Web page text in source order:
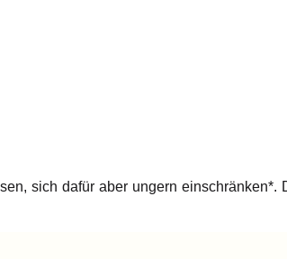
sich dafür aber ungern